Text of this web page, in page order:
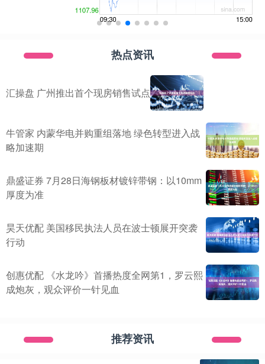
热点资讯
汇操盘 广州推出首个现房销售试点
牛管家 内蒙华电并购重组落地 绿色转型进入战
略加速期
鼎盛证券 7月28日海钢板材镀锌带钢：以10mm
厚度为准
昊天优配 美国移民执法人员在波士顿展开突袭
行动
创惠优配 《水龙吟》首播热度全网第1，罗云熙
成炮灰，观众评价一针见血
推荐资讯